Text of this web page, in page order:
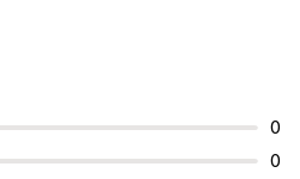
0
0